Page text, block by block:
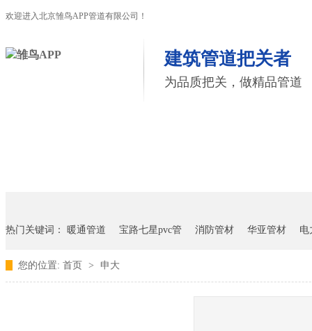
欢迎进入北京雏鸟APP管道有限公司！
建筑管道把关者
为品质把关，做精品管道
热门关键词： 暖通管道 宝路七星pvc管 消防管材 华亚管材 电
您的位置: 首页 > 申大